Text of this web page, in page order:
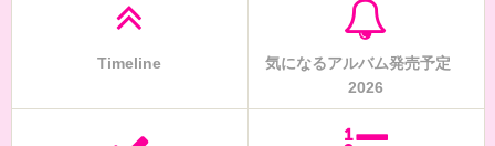
Timeline
気になるアルバム発売予定
2026